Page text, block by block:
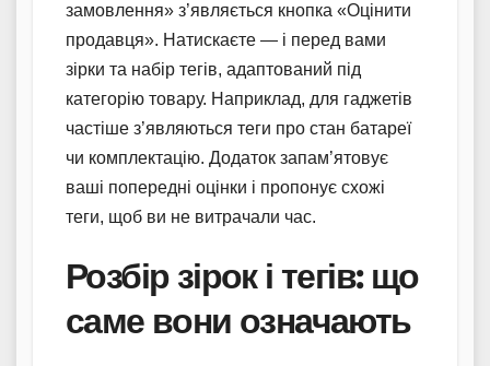
замовлення» з’являється кнопка «Оцінити
продавця». Натискаєте — і перед вами
зірки та набір тегів, адаптований під
категорію товару. Наприклад, для гаджетів
частіше з’являються теги про стан батареї
чи комплектацію. Додаток запам’ятовує
ваші попередні оцінки і пропонує схожі
теги, щоб ви не витрачали час.
Розбір зірок і тегів: що
саме вони означають